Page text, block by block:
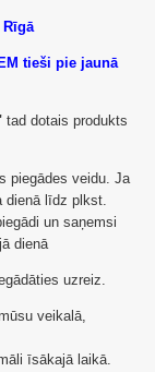
Rīgā
tieši pie jaunā
tad dotais produkts
piegādes veidu. Ja
dienā līdz plkst.
un saņemsi
dienā
uzreiz.
veikalā,
īsākajā laikā.